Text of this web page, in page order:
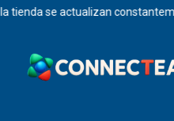
se actualizan constantemente